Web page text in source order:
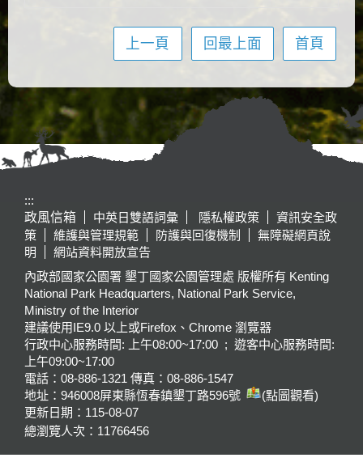
上一頁 回最上面 首頁
:::
政風信箱
中英日雙語詞彙 隱私權政策
資訊安全政
策
維護與管理規範 防護與回復機制
無障礙網頁說
明
網站資料開放宣告
內政部國家公園署 墾丁國家公園管理處 版權所有 Kenting
National Park Headquarters, National Park Service,
Ministry of the Interior
建議使用IE9.0 以上或Firefox、Chrome 瀏覽器
行政中心服務時間: 上午08:00~17:00 ; 遊客中心服務時間:
上午09:00~17:00
電話：08-886-1321 傳真：08-886-1547
地址：946008屏東縣恆春鎮墾丁路596號
(點圖觀看)
更新日期： 115-08-07
總瀏覽人次： 11766456